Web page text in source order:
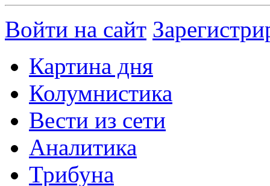
Войти на сайт
Картина дня
Колумнистика
Вести из сети
Аналитика
Трибуна